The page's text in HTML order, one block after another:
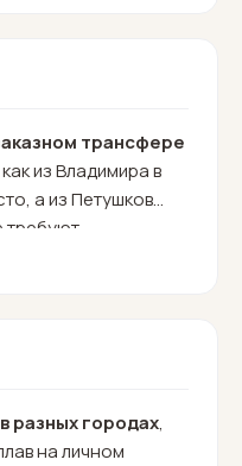
трансфере
как из Владимира в
а из Петушков
требуют
билетов (путь
разных городах,
на личном